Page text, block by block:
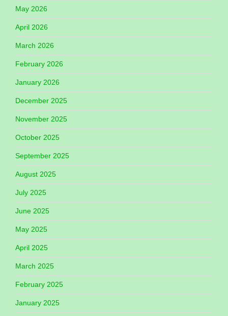
May 2026
April 2026
March 2026
February 2026
January 2026
December 2025
November 2025
October 2025
September 2025
August 2025
July 2025
June 2025
May 2025
April 2025
March 2025
February 2025
January 2025